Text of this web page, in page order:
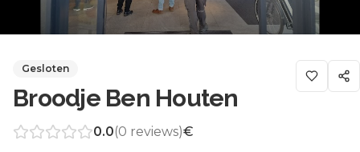
Gesloten
Broodje Ben Houten
0.0(0 reviews)€